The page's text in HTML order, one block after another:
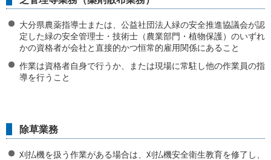
大分県農薬指導士または、公益社団法人緑の安全推進協議会が認
定した緑の安全管理士・技術士（農業部門・植物保護）のいずれ
かの資格者が会社と直接的かつ恒常的雇用関係にあること
作業は資格者自身で行うか、または現場に常駐し他の作業員の指
導を行うこと
除草業務
刈払機を扱う作業がある場合は、刈払機安全衛生教育を修了し、